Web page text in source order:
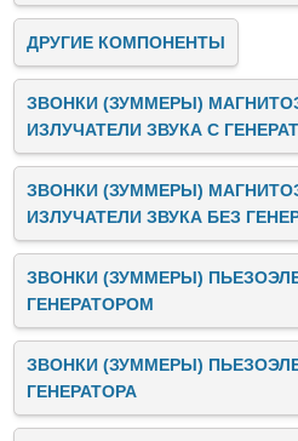
ДРУГИЕ КОМПОНЕНТЫ
ЗВОНКИ (ЗУММЕРЫ)
ИЗЛУЧАТЕЛИ ЗВУКА C
ЗВОНКИ (ЗУММЕРЫ)
ИЗЛУЧАТЕЛИ ЗВУКА БЕЗ
ЗВОНКИ (ЗУММЕРЫ)
ГЕНЕРАТОРОМ
ЗВОНКИ (ЗУММЕРЫ)
ГЕНЕРАТОРА